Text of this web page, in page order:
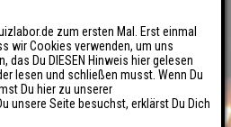
zum ersten Mal. Erst einmal
wir Cookies verwenden, um uns
das Du DIESEN Hinweis hier gelesen
lesen und schließen musst. Wenn Du
Du hier zu unserer
unsere Seite besuchst, erklärst Du Dich